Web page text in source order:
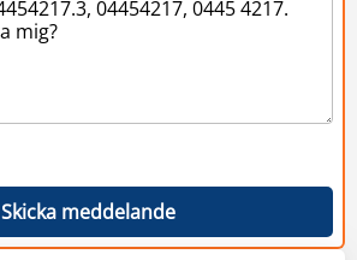
Skicka meddelande